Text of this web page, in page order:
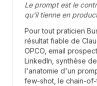
Le prompt est le
qu'il tienne en
Pour tout praticien
résultat fiable de
OPCO, email
LinkedIn, synthèse
l'anatomie d'un
few-shot, le chain-